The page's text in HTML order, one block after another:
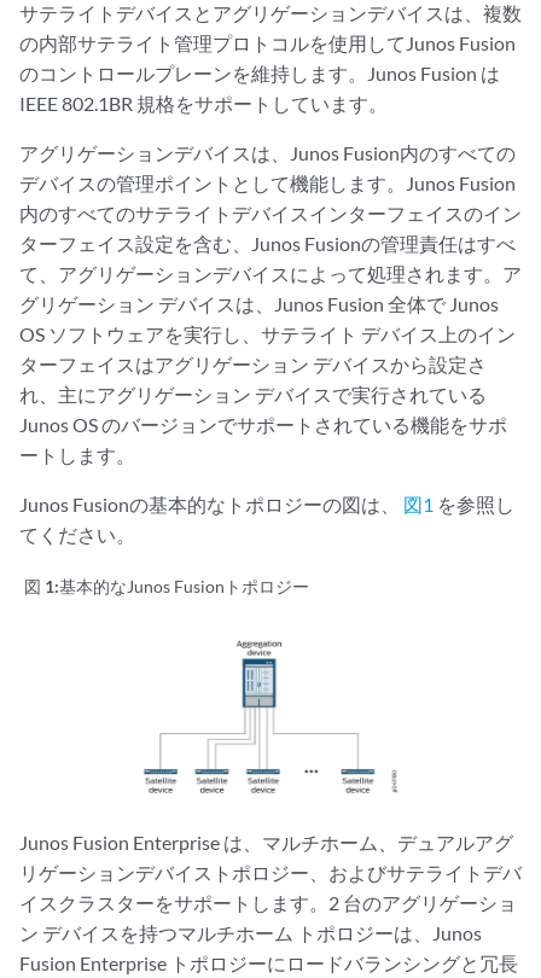
サテライトデバイスとアグリゲーションデバイスは、複数
の内部サテライト管理プロトコルを使用してJunos Fusion
のコントロールプレーンを維持します。Junos Fusion は
IEEE 802.1BR 規格をサポートしています。
アグリゲーションデバイスは、Junos Fusion内のすべての
デバイスの管理ポイントとして機能します。Junos Fusion
内のすべてのサテライトデバイスインターフェイスのイン
ターフェイス設定を含む、Junos Fusionの管理責任はすべ
て、アグリゲーションデバイスによって処理されます。ア
グリゲーション デバイスは、Junos Fusion 全体で Junos
OS ソフトウェアを実行し、サテライト デバイス上のイン
ターフェイスはアグリゲーション デバイスから設定さ
れ、主にアグリゲーション デバイスで実行されている
Junos OS のバージョンでサポートされている機能をサポ
ートします。
Junos Fusionの基本的なトポロジーの図は、 図1 を参照し
てください。
図 1:基本的なJunos Fusionトポロジー
Junos Fusion Enterprise は、マルチホーム、デュアルアグ
リゲーションデバイストポロジー、およびサテライトデバ
イスクラスターをサポートします。2 台のアグリゲーショ
ン デバイスを持つマルチホーム トポロジーは、Junos
Fusion Enterprise トポロジーにロードバランシングと冗長